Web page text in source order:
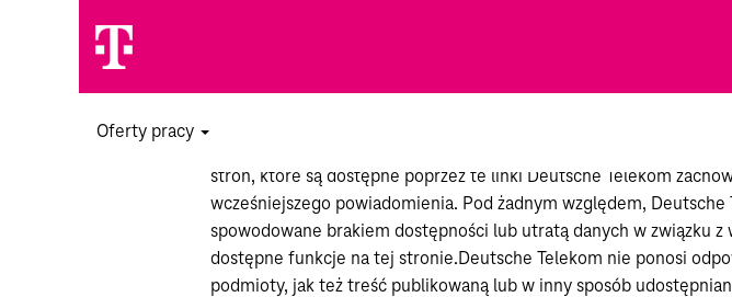
Oferty pracy
Deutsche Telekom nie gwarantuje kompletności, dokładności i
stron, które są dostępne poprzez te linki Deutsche Telekom
wcześniejszego powiadomienia. Pod żadnym względem,
spowodowane brakiem dostępności lub utratą danych w związku
dostępne funkcje na tej stronie.Deutsche Telekom nie ponosi
podmioty, jak też treść publikowaną lub w inny sposób